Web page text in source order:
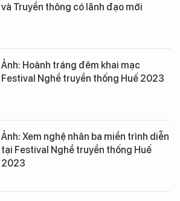
và Truyền thông có lãnh đạo mới
Ảnh: Hoành tráng đêm khai mạc
Festival Nghề truyền thống Huế 2023
Ảnh: Xem nghệ nhân ba miền trình diễn
tại Festival Nghề truyền thống Huế
2023